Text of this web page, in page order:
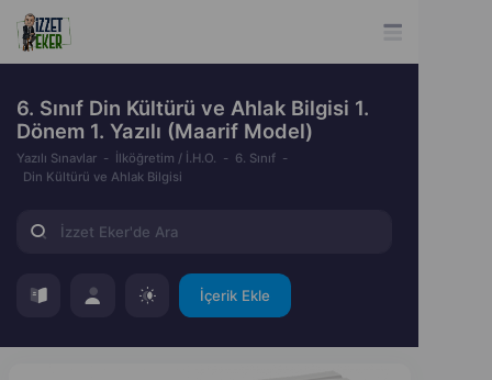
6. Sınıf Din Kültürü ve Ahlak Bilgisi 1.
Dönem 1. Yazılı (Maarif Model)
Yazılı Sınavlar İlköğretim / İ.H.O.
6. Sınıf
Din Kültürü ve Ahlak Bilgisi
İçerik Ekle